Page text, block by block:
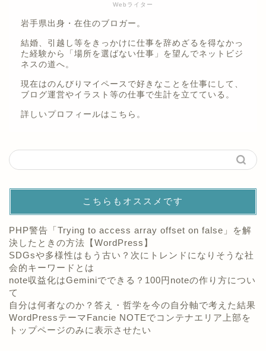
Webライター
岩手県出身・在住のブロガー。
結婚、引越し等をきっかけに仕事を辞めざるを得なかっ
た経験から「場所を選ばない仕事」を望んでネットビジ
ネスの道へ。
現在はのんびりマイペースで好きなことを仕事にして、
ブログ運営やイラスト等の仕事で生計を立てている。
詳しいプロフィールは こちら。
こちらもオススメです
PHP警告「Trying to access array offset on false」を解
決したときの方法【WordPress】
SDGsや多様性はもう古い？次にトレンドになりそうな社
会的キーワードとは
note収益化はGeminiでできる？100円noteの作り方につい
て
自分は何者なのか？答え・哲学を今の自分軸で考えた結果
WordPressテーマFancie NOTEでコンテナエリア上部を
トップページのみに表示させたい